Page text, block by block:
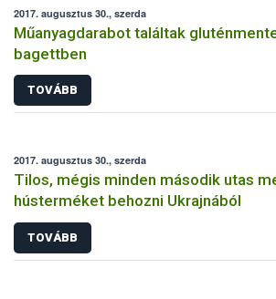
2017. augusztus 30., szerda
Műanyagdarabot találtak
bagettben
TOVÁBB
2017. augusztus 30., szerda
Tilos, mégis minden második utas
hústerméket behozni Ukrajnából
TOVÁBB